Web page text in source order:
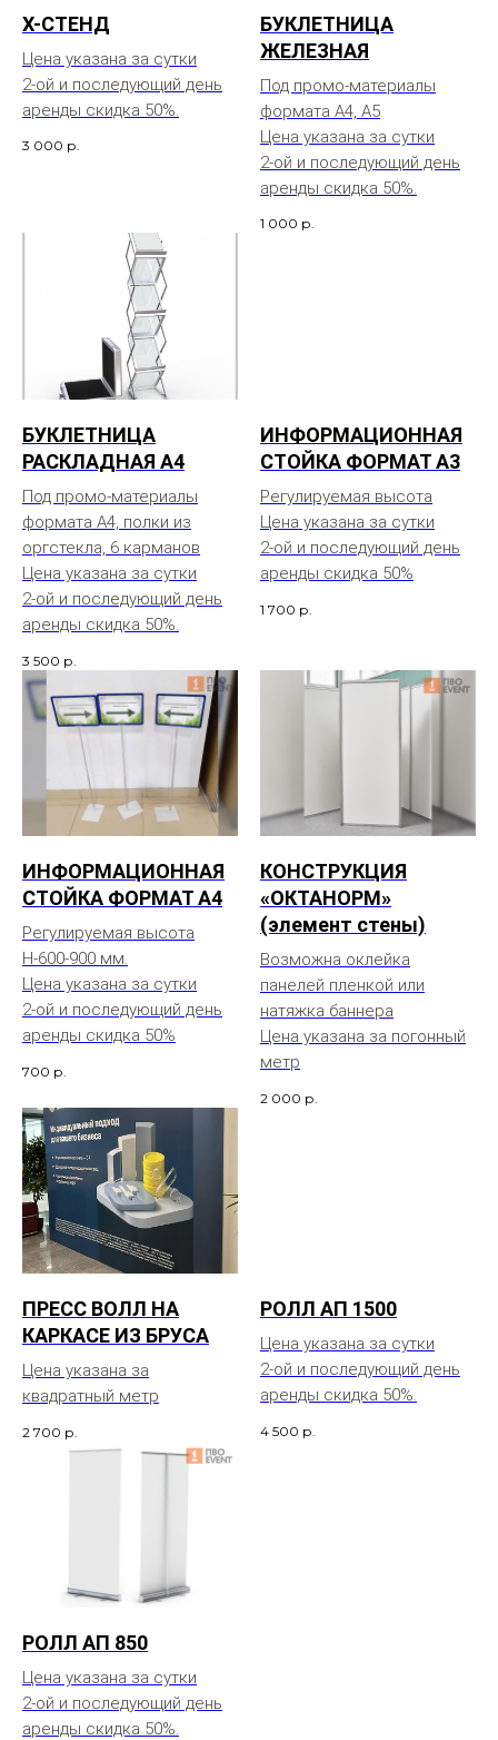
X-СТЕНД
Цена указана за сутки
2-ой и последующий день
аренды скидка 50%.
3 000 р.
БУКЛЕТНИЦА
ЖЕЛЕЗНАЯ
Под промо-материалы
формата А4, А5
Цена указана за сутки
2-ой и последующий день
аренды скидка 50%.
1 000 р.
БУКЛЕТНИЦА
РАСКЛАДНАЯ А4
Под промо-материалы
формата А4, полки из
оргстекла, 6 карманов
Цена указана за сутки
2-ой и последующий день
аренды скидка 50%.
3 500 р.
ИНФОРМАЦИОННАЯ
СТОЙКА ФОРМАТ А3
Регулируемая высота
Цена указана за сутки
2-ой и последующий день
аренды скидка 50%
1 700 р.
ИНФОРМАЦИОННАЯ
СТОЙКА ФОРМАТ А4
Регулируемая высота
Н-600-900 мм.
Цена указана за сутки
2-ой и последующий день
аренды скидка 50%
700 р.
КОНСТРУКЦИЯ
«ОКТАНОРМ»
(элемент стены)
Возможна оклейка
панелей пленкой или
натяжка баннера
Цена указана за погонный
метр
2 000 р.
ПРЕСС ВОЛЛ НА
КАРКАСЕ ИЗ БРУСА
Цена указана за
квадратный метр
2 700 р.
РОЛЛ АП 1500
Цена указана за сутки
2-ой и последующий день
аренды скидка 50%.
4 500 р.
РОЛЛ АП 850
Цена указана за сутки
2-ой и последующий день
аренды скидка 50%.